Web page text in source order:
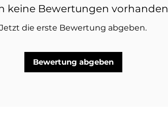
in der ausgewählten
keine Bewertungen vorhanden
Jetzt die erste Bewertung abgeben.
Bewertung abgeben